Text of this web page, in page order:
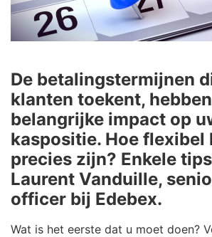
De betalingstermijnen
klanten toekent,
belangrijke impact op
kaspositie. Hoe flexibel
precies zijn? Enkele
Laurent Vanduille,
officer bij Edebex.
Wat is het eerste dat u moet doen?